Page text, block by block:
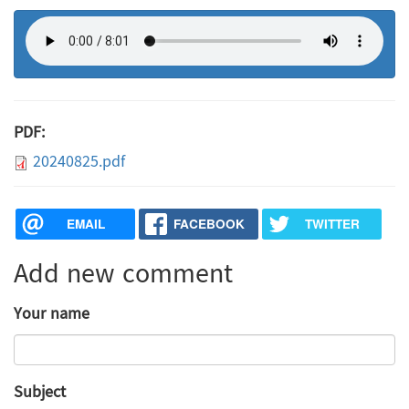
PDF:
20240825.pdf
EMAIL FACEBOOK TWITTER
Add new comment
Your name
Subject